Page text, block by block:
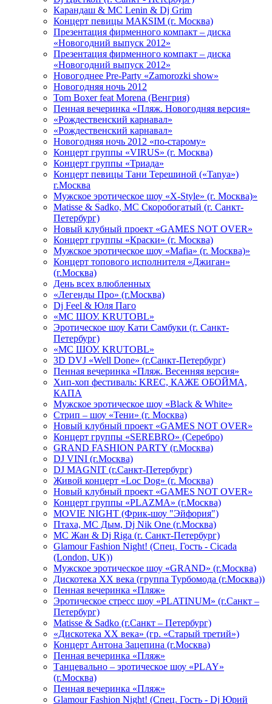
Карандаш & МС Lenin & Dj Grim
Концерт певицы МАКSIМ (г. Москва)
Презентация фирменного компакт – диска
«Новогодний выпуск 2012»
Презентация фирменного компакт – диска
«Новогодний выпуск 2012»
Новогоднее Pre-Party «Zamorozki show»
Новогодняя ночь 2012
Tom Boxer feat Morena (Венгрия)
Пенная вечеринка «Пляж. Новогодняя версия»
«Рождественский карнавал»
«Рождественский карнавал»
Новогодняя ночь 2012 «по-старому»
Концерт группы «VIRUS» (г. Москва)
Концерт группы «Триада»
Концерт певицы Тани Терешиной («Tanya»)
г.Москва
Мужское эротическое шоу «X-Style» (г. Москва)»
Matissе & Sadko, MC Скоробогатый (г. Санкт-
Петербург)
Новый клубный проект «GAMES NOT OVER»
Концерт группы «Краски» (г. Москва)
Мужское эротическое шоу «Mafia» (г. Москва)»
Концерт топового исполнителя «Джиган»
(г.Москва)
День всех влюбленных
«Легенды Про» (г.Москва)
Dj Feel & Юля Паго
«МС ШОУ. KRUTOBL»
Эротическое шоу Кати Самбуки (г. Санкт-
Петербург)
«МС ШОУ. KRUTOBL»
3D DVJ «Well Done» (г.Санкт-Петербург)
Пенная вечеринка «Пляж. Весенняя версия»
Хип-хоп фестиваль: KREC, КАЖЕ ОБОЙМА,
КАПА
Мужское эротическое шоу «Black & White»
Стрип – шоу «Тени» (г. Москва)
Новый клубный проект «GAMES NOT OVER»
Концерт группы «SEREBRO» (Серебро)
GRAND FASHION PARTY (г.Москва)
DJ VINI (г.Москва)
DJ MAGNIT (г.Санкт-Петербург)
Живой концерт «Loc Dog» (г. Москва)
Новый клубный проект «GAMES NOT OVER»
Концерт группы «PLAZMA» (г.Москва)
MOVIE NIGHT (Фрик-шоу "Эйфория")
Птаха, МС Дым, Dj Nik One (г.Москва)
МС Жан & Dj Riga (г. Санкт-Петербург)
Glamour Fashion Night! (Спец. Гость - Cicada
(London, UK))
Мужское эротическое шоу «GRAND» (г.Москва)
Дискотека XX века (группа Турбомода (г.Москва))
Пенная вечеринка «Пляж»
Эротическое стресс шоу «PLATINUM» (г.Санкт –
Петербург)
Matisse & Sadko (г.Санкт – Петербург)
«Дискотека ХХ века» (гр. «Старый третий»)
Концерт Антона Зацепина (г.Москва)
Пенная вечеринка «Пляж»
Танцевально – эротическое шоу «PLAY»
(г.Москва)
Пенная вечеринка «Пляж»
Glamour Fashion Night! (Спец. Гость - Dj Юрий